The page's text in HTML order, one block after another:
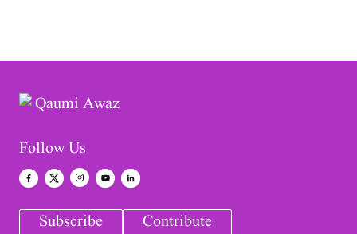
Follow Us
Subscribe Contribute